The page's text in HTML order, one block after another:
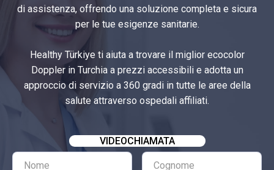
di assistenza, offrendo una soluzione completa e sicura
per le tue esigenze sanitarie.
Healthy Türkiye ti aiuta a trovare il miglior ecocolor
Doppler in Turchia a prezzi accessibili e adotta un
approccio di servizio a 360 gradi in tutte le aree della
salute attraverso ospedali affiliati.
VIDEOCHIAMATA